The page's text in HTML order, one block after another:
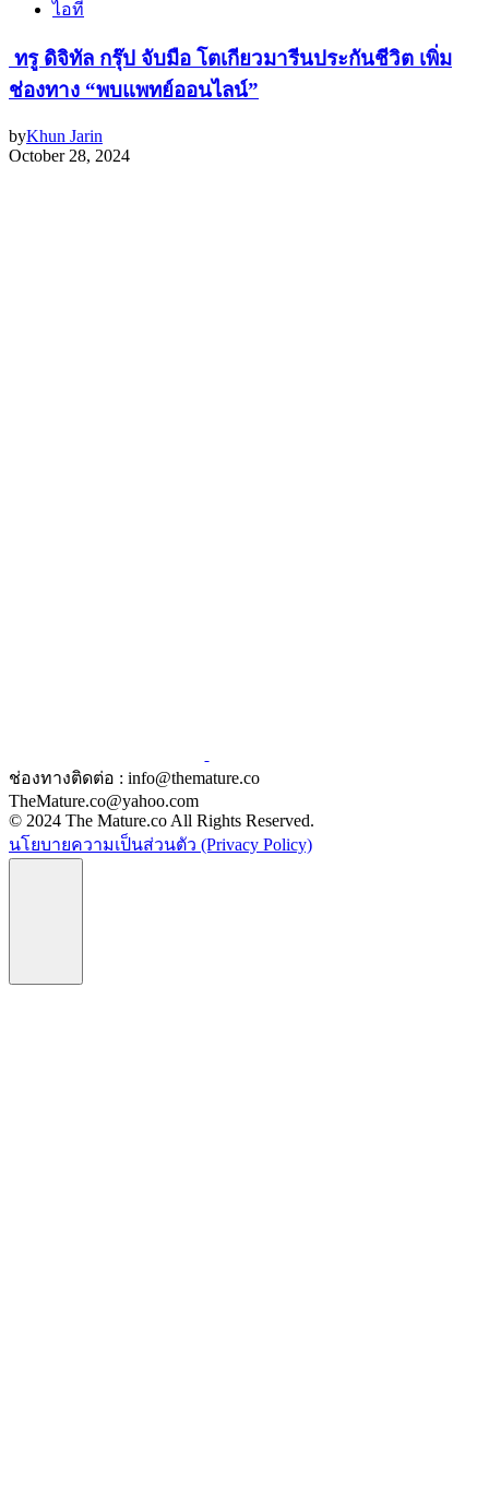
ไอที
ทรู ดิจิทัล กรุ๊ป จับมือ โตเกียวมารีนประกันชีวิต เพิ่ม
ช่องทาง “พบแพทย์ออนไลน์”
byKhun Jarin
October 28, 2024
ช่องทางติดต่อ : info@themature.co
TheMature.co@yahoo.com
© 2024 The Mature.co All Rights Reserved.
นโยบายความเป็นส่วนตัว (Privacy Policy)